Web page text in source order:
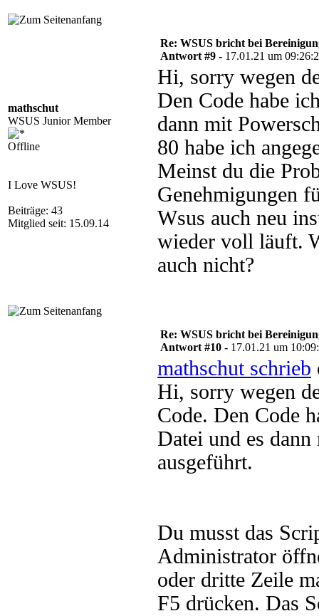
mathschut
WSUS Junior Member
Offline
I Love WSUS!
Beiträge: 43
Mitglied seit: 15.09.14
Re: WSUS bricht bei
Antwort #9 - 17.01.21 um
Hi, sorry wegen
Den Code habe
dann mit
80 habe ich
Meinst du die
Genehmigungen
Wsus auch neu
wieder voll läuft.
auch nicht?
Re: WSUS bricht bei
Antwort #10 - 17.01.21 um
mathschut schrieb
Hi, sorry wegen
Code. Den Code
Datei und es
ausgeführt.
Du musst das
Administrator
oder dritte Zeile
F5 drücken. Das